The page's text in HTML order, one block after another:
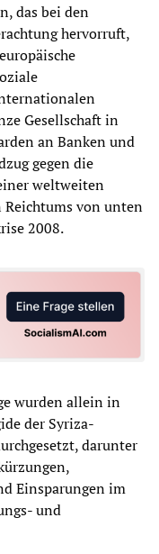
das bei den
hervorruft,
Gesellschaft in
an Banken und
gegen die
weltweiten
Reichtums von unten
2008.
wurden allein in
der Syriza-
darunter
Einsparungen im
und